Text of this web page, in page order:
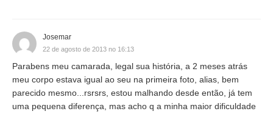
Josemar
22 de agosto de 2013 no 16:13
Parabens meu camarada, legal sua história, a 2 meses atrás
meu corpo estava igual ao seu na primeira foto, alias, bem
parecido mesmo...rsrsrs, estou malhando desde então, já tem
uma pequena diferença, mas acho q a minha maior dificuldade